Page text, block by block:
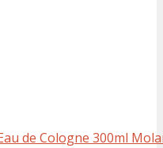
de Cologne 300ml